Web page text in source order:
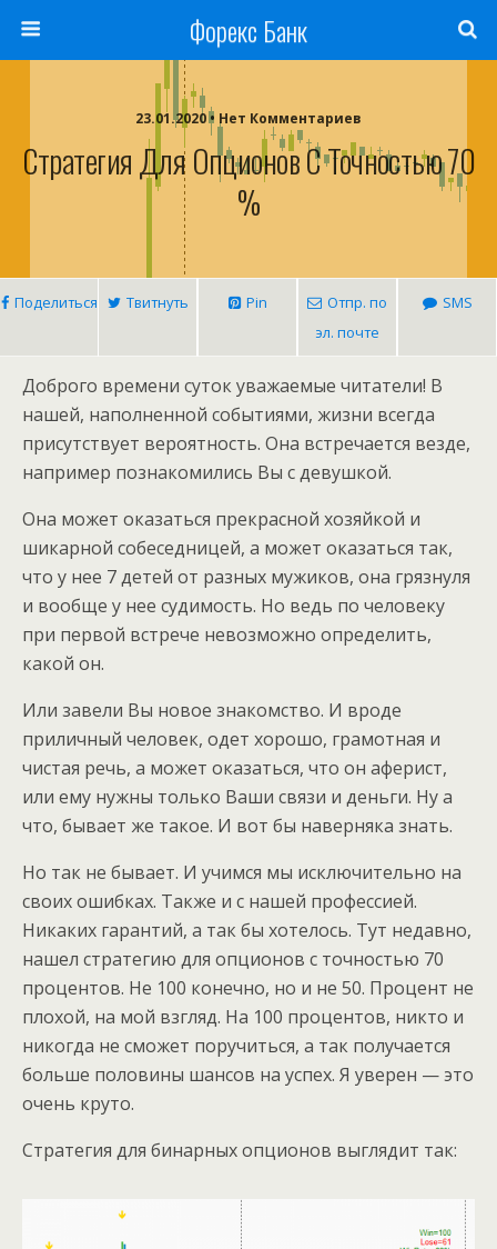
Форекс Банк
23.01.2020 • Нет Комментариев
Стратегия Для Опционов С Точностью 70
%
Поделиться Твитнуть Pin
Отпр. по
эл. почте
SMS
Доброго времени суток уважаемые читатели! В
нашей, наполненной событиями, жизни всегда
присутствует вероятность. Она встречается везде,
например познакомились Вы с девушкой.
Она может оказаться прекрасной хозяйкой и
шикарной собеседницей, а может оказаться так,
что у нее 7 детей от разных мужиков, она грязнуля
и вообще у нее судимость. Но ведь по человеку
при первой встрече невозможно определить,
какой он.
Или завели Вы новое знакомство. И вроде
приличный человек, одет хорошо, грамотная и
чистая речь, а может оказаться, что он аферист,
или ему нужны только Ваши связи и деньги. Ну а
что, бывает же такое. И вот бы наверняка знать.
Но так не бывает. И учимся мы исключительно на
своих ошибках. Также и с нашей профессией.
Никаких гарантий, а так бы хотелось. Тут недавно,
нашел стратегию для опционов с точностью 70
процентов. Не 100 конечно, но и не 50. Процент не
плохой, на мой взгляд. На 100 процентов, никто и
никогда не сможет поручиться, а так получается
больше половины шансов на успех. Я уверен — это
очень круто.
Стратегия для бинарных опционов выглядит так: